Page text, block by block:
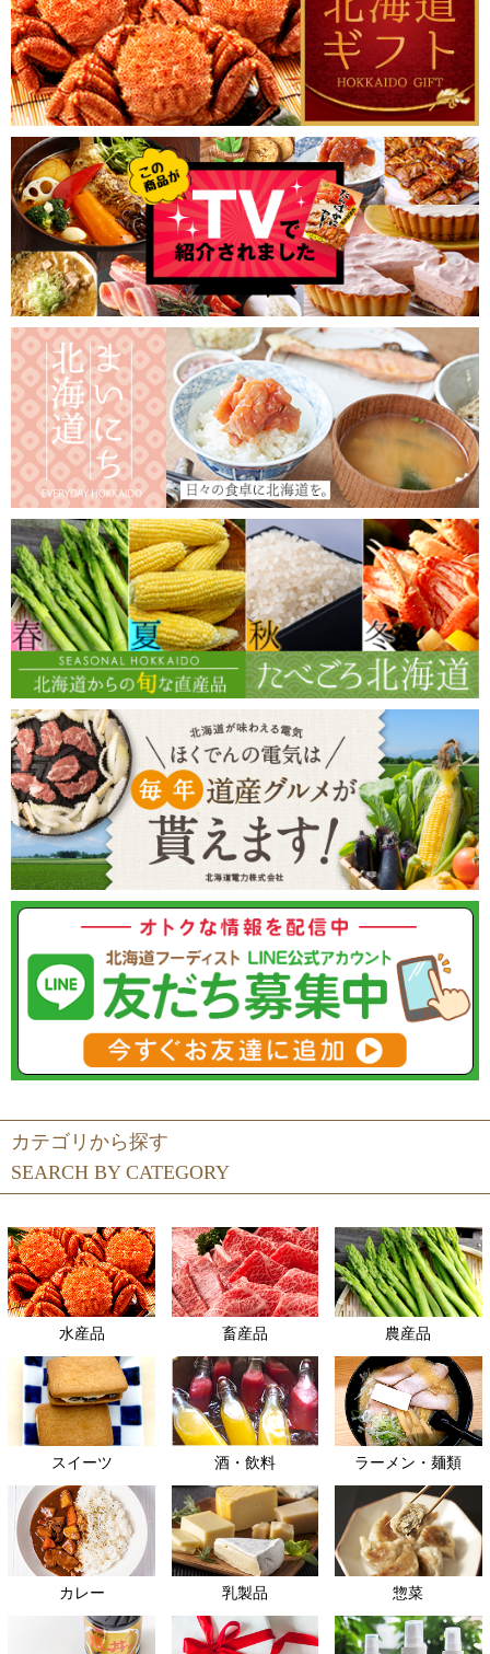
SEARCH BY CATEGORY
カテゴリから探す
水産品 畜産品 農産品
スイーツ 酒・飲料 ラーメン・麺類
カレー 乳製品 惣菜